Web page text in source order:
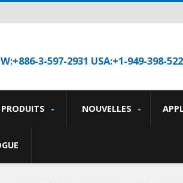
3-597-2931 USA:+1-949-398-
PRODUITS NOUVELLES